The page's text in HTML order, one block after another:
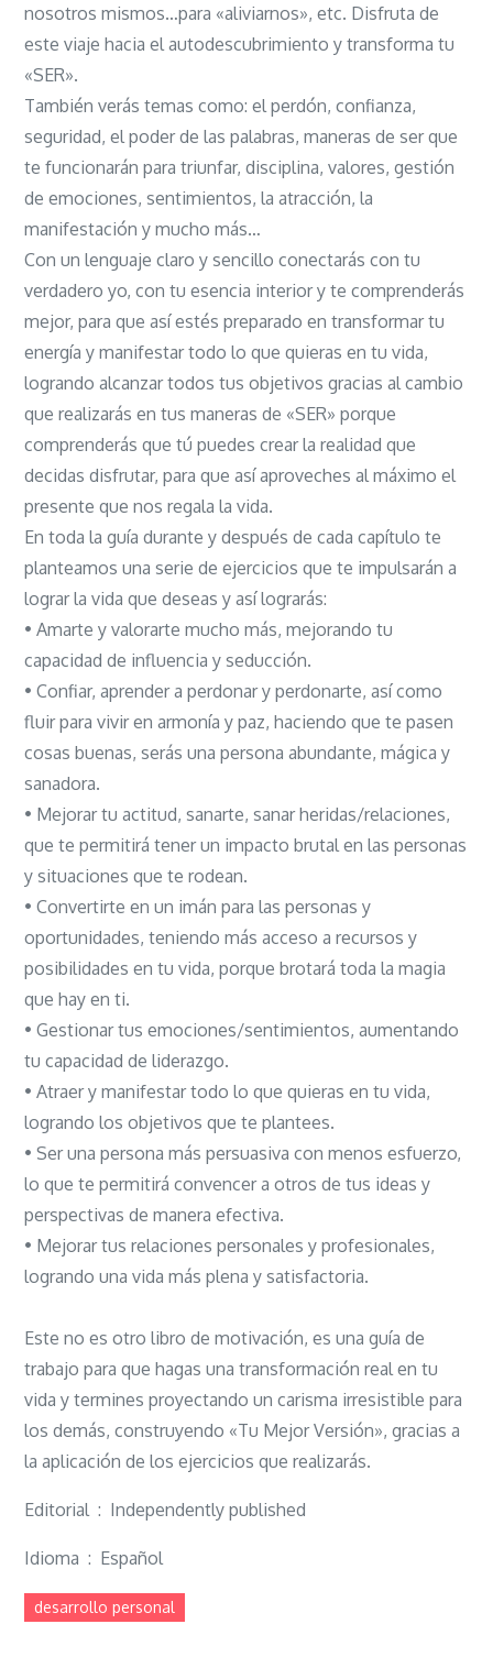
nosotros mismos…para «aliviarnos», etc. Disfruta de
este viaje hacia el autodescubrimiento y transforma tu
«SER».
También verás temas como: el perdón, confianza,
seguridad, el poder de las palabras, maneras de ser que
te funcionarán para triunfar, disciplina, valores, gestión
de emociones, sentimientos, la atracción, la
manifestación y mucho más…
Con un lenguaje claro y sencillo conectarás con tu
verdadero yo, con tu esencia interior y te comprenderás
mejor, para que así estés preparado en transformar tu
energía y manifestar todo lo que quieras en tu vida,
logrando alcanzar todos tus objetivos gracias al cambio
que realizarás en tus maneras de «SER» porque
comprenderás que tú puedes crear la realidad que
decidas disfrutar, para que así aproveches al máximo el
presente que nos regala la vida.
En toda la guía durante y después de cada capítulo te
planteamos una serie de ejercicios que te impulsarán a
lograr la vida que deseas y así lograrás:
• Amarte y valorarte mucho más, mejorando tu
capacidad de influencia y seducción.
• Confiar, aprender a perdonar y perdonarte, así como
fluir para vivir en armonía y paz, haciendo que te pasen
cosas buenas, serás una persona abundante, mágica y
sanadora.
• Mejorar tu actitud, sanarte, sanar heridas/relaciones,
que te permitirá tener un impacto brutal en las personas
y situaciones que te rodean.
• Convertirte en un imán para las personas y
oportunidades, teniendo más acceso a recursos y
posibilidades en tu vida, porque brotará toda la magia
que hay en ti.
• Gestionar tus emociones/sentimientos, aumentando
tu capacidad de liderazgo.
• Atraer y manifestar todo lo que quieras en tu vida,
logrando los objetivos que te plantees.
• Ser una persona más persuasiva con menos esfuerzo,
lo que te permitirá convencer a otros de tus ideas y
perspectivas de manera efectiva.
• Mejorar tus relaciones personales y profesionales,
logrando una vida más plena y satisfactoria.
Este no es otro libro de motivación, es una guía de
trabajo para que hagas una transformación real en tu
vida y termines proyectando un carisma irresistible para
los demás, construyendo «Tu Mejor Versión», gracias a
la aplicación de los ejercicios que realizarás.
Editorial ‏ : ‎ Independently published
Idioma ‏ : ‎ Español
desarrollo personal